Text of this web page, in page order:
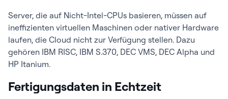
Server, die auf Nicht-Intel-CPUs basieren, müssen auf
ineffizienten virtuellen Maschinen oder nativer Hardware
laufen, die Cloud nicht zur Verfügung stellen. Dazu
gehören IBM RISC, IBM S.370, DEC VMS, DEC Alpha und
HP Itanium.
Fertigungsdaten in Echtzeit